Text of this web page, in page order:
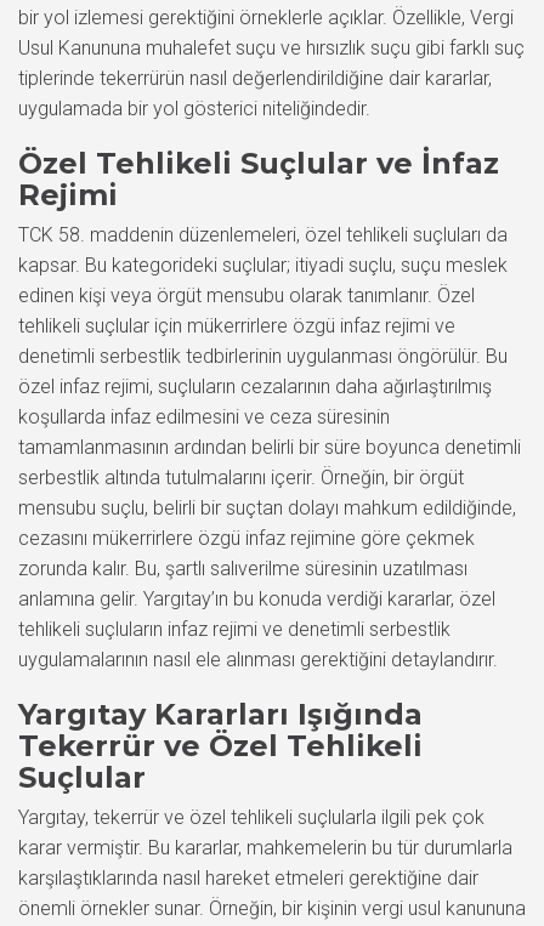
bir yol izlemesi gerektiğini örneklerle açıklar. Özellikle, Vergi
Usul Kanununa muhalefet suçu ve hırsızlık suçu gibi farklı suç
tiplerinde tekerrürün nasıl değerlendirildiğine dair kararlar,
uygulamada bir yol gösterici niteliğindedir.
Özel Tehlikeli Suçlular ve İnfaz
Rejimi
TCK 58. maddenin düzenlemeleri, özel tehlikeli suçluları da
kapsar. Bu kategorideki suçlular; itiyadi suçlu, suçu meslek
edinen kişi veya örgüt mensubu olarak tanımlanır. Özel
tehlikeli suçlular için mükerrirlere özgü infaz rejimi ve
denetimli serbestlik tedbirlerinin uygulanması öngörülür. Bu
özel infaz rejimi, suçluların cezalarının daha ağırlaştırılmış
koşullarda infaz edilmesini ve ceza süresinin
tamamlanmasının ardından belirli bir süre boyunca denetimli
serbestlik altında tutulmalarını içerir. Örneğin, bir örgüt
mensubu suçlu, belirli bir suçtan dolayı mahkum edildiğinde,
cezasını mükerrirlere özgü infaz rejimine göre çekmek
zorunda kalır. Bu, şartlı salıverilme süresinin uzatılması
anlamına gelir. Yargıtay’ın bu konuda verdiği kararlar, özel
tehlikeli suçluların infaz rejimi ve denetimli serbestlik
uygulamalarının nasıl ele alınması gerektiğini detaylandırır.
Yargıtay Kararları Işığında
Tekerrür ve Özel Tehlikeli
Suçlular
Yargıtay, tekerrür ve özel tehlikeli suçlularla ilgili pek çok
karar vermiştir. Bu kararlar, mahkemelerin bu tür durumlarla
karşılaştıklarında nasıl hareket etmeleri gerektiğine dair
önemli örnekler sunar. Örneğin, bir kişinin vergi usul kanununa